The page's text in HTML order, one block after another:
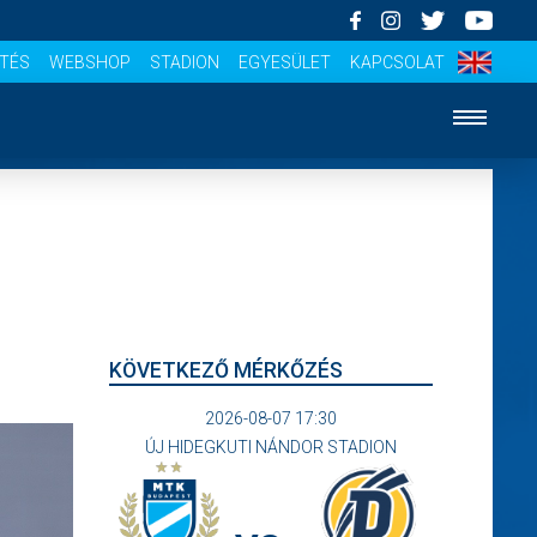
WEBSHOP STADION EGYESÜLET KAPCSOLAT
KÖVETKEZŐ MÉRKŐZÉS
2026-08-07 17:30
ÚJ HIDEGKUTI NÁNDOR STADION